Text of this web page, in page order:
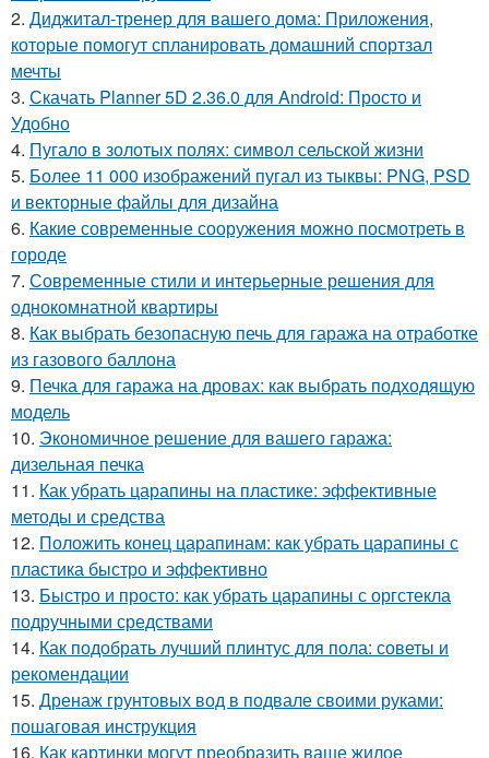
2. Диджитал-тренер для вашего дома: Приложения,
которые помогут спланировать домашний спортзал
мечты
3. Скачать Planner 5D 2.36.0 для Android: Просто и
Удобно
4. Пугало в золотых полях: символ сельской жизни
5. Более 11 000 изображений пугал из тыквы: PNG, PSD
и векторные файлы для дизайна
6. Какие современные сооружения можно посмотреть в
городе
7. Современные стили и интерьерные решения для
однокомнатной квартиры
8. Как выбрать безопасную печь для гаража на отработке
из газового баллона
9. Печка для гаража на дровах: как выбрать подходящую
модель
10. Экономичное решение для вашего гаража:
дизельная печка
11. Как убрать царапины на пластике: эффективные
методы и средства
12. Положить конец царапинам: как убрать царапины с
пластика быстро и эффективно
13. Быстро и просто: как убрать царапины с оргстекла
подручными средствами
14. Как подобрать лучший плинтус для пола: советы и
рекомендации
15. Дренаж грунтовых вод в подвале своими руками:
пошаговая инструкция
16. Как картинки могут преобразить ваше жилое